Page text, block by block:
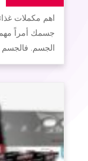
اهم مكملات
جسمك أمراً
الجسم. فالجسم